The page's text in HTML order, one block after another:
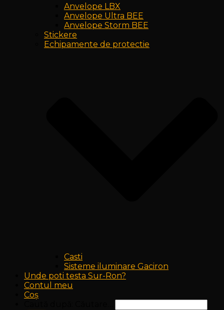
Anvelope LBX
Anvelope Ultra BEE
Anvelope Storm BEE
Stickere
Echipamente de protectie
Casti
Sisteme iluminare Gaciron
Unde poti testa Sur-Ron?
Contul meu
Coș